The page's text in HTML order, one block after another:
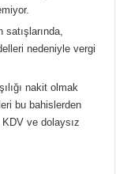
satışlarında,
nedeniyle vergi
nakit olmak
bu bahislerden
ve dolaysız